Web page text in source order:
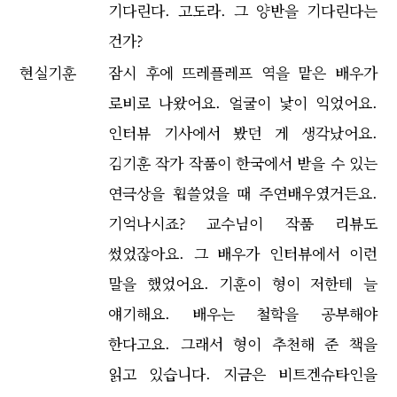
기다린다. 고도라. 그 양반을 기다린다는
건가?
현실기훈
잠시 후에 뜨레플레프 역을 맡은 배우가
로비로 나왔어요. 얼굴이 낯이 익었어요.
인터뷰 기사에서 봤던 게 생각났어요.
김기훈 작가 작품이 한국에서 받을 수 있는
연극상을 휩쓸었을 때 주연배우였거든요.
기억나시죠? 교수님이 작품 리뷰도
썼었잖아요. 그 배우가 인터뷰에서 이런
말을 했었어요. 기훈이 형이 저한테 늘
얘기해요. 배우는 철학을 공부해야
한다고요. 그래서 형이 추천해 준 책을
읽고 있습니다. 지금은 비트겐슈타인을